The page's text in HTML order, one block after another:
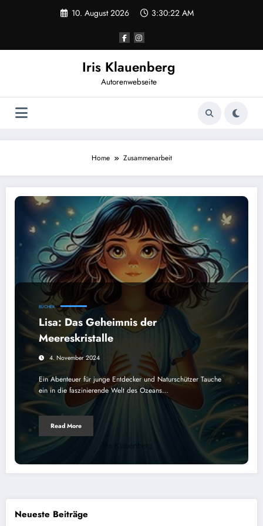
10. August 2026 3:30:22 AM
Iris Klauenberg
Autorenwebseite
Home Zusammenarbeit
Lisa: Das Geheimnis der Meereskristalle
BÜCHER
Lisa: Das Geheimnis der
Meereskristalle
4. November 2024
Ein Abenteuer für junge Entdecker und Naturschützer Tauche
ein in die faszinierende Welt des Ozeans…
Read More
Neueste Beiträge